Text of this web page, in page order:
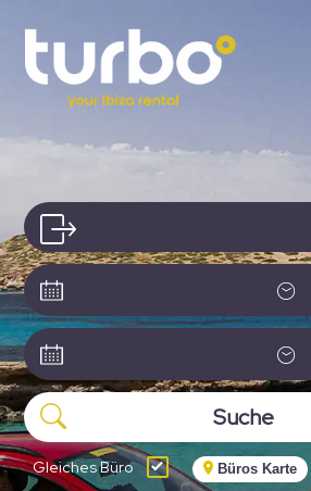
Gleiches Büro Büros Karte